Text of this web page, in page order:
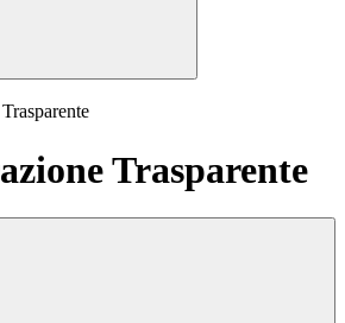
Trasparente